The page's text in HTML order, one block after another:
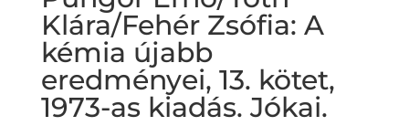
Klára/Fehér Zsófia: A
kémia újabb
eredményei, 13. kötet,
1973-as kiadás. Jókai.